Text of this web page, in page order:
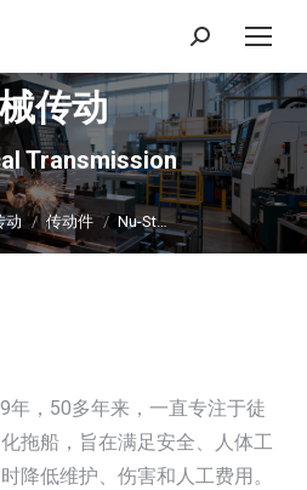
搜
索：
传动
Transmission
在这里：
动 传动件 Nu-St…
年，50多年来，一直专注于徒
拖船，旨在满足安全、人体工
降低维护、伤害和人工费用。